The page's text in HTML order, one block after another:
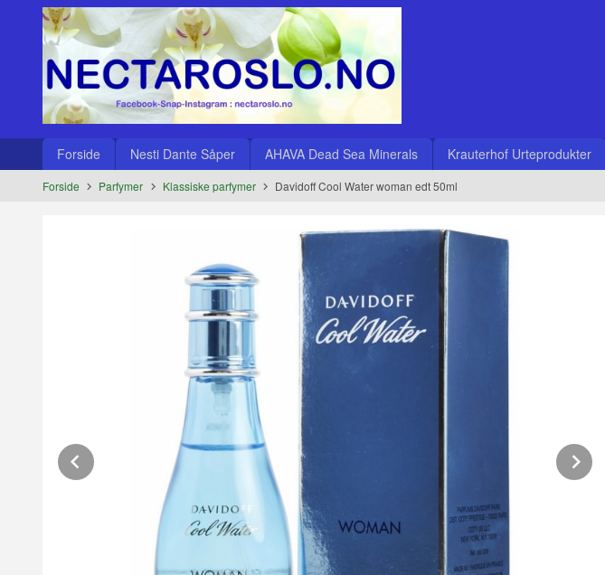
innholdet
Produkter
Forside Nesti Dante Såper AHAVA Dead Sea Minerals Krauterhof Urteprodukter
Forside Parfymer Klassiske parfymer Davidoff Cool Water woman edt 50ml